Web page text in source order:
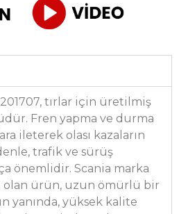
201707, tırlar için üretilmiş
Fren yapma ve durma
ileterek olası kazaların
trafik ve sürüş
önemlidir. Scania marka
olan ürün, uzun ömürlü bir
yanında, yüksek kalite